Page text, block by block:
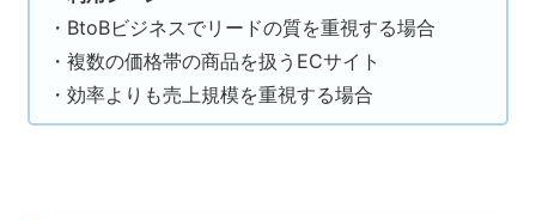
・BtoBビジネスでリードの質を重視する場合
・複数の価格帯の商品を扱うECサイト
・効率よりも売上規模を重視する場合